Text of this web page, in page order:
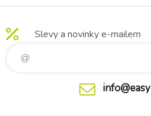
Slevy a novinky e-mailem